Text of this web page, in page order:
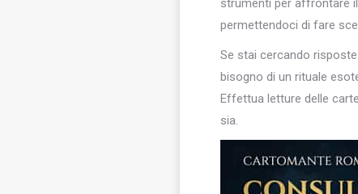
strumenti per affrontare
permettendoci di fare
Se stai cercando
bisogno di un rituale
Effettua letture delle
sia.